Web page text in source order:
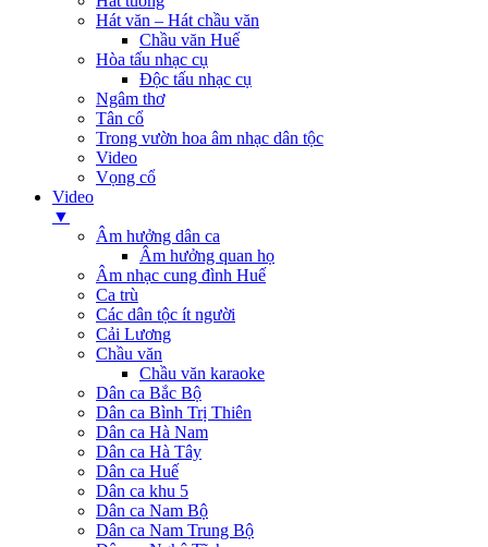
Hát văn – Hát chầu văn
Chầu văn Huế
Hòa tấu nhạc cụ
Độc tấu nhạc cụ
Ngâm thơ
Tân cổ
Trong vườn hoa âm nhạc dân tộc
Video
Vọng cổ
Video
▼
Âm hưởng dân ca
Âm hưởng quan họ
Âm nhạc cung đình Huế
Ca trù
Các dân tộc ít người
Cải Lương
Chầu văn
Chầu văn karaoke
Dân ca Bắc Bộ
Dân ca Bình Trị Thiên
Dân ca Hà Nam
Dân ca Hà Tây
Dân ca Huế
Dân ca khu 5
Dân ca Nam Bộ
Dân ca Nam Trung Bộ